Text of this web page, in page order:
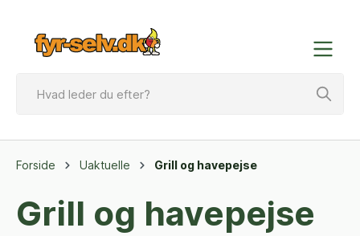
Forside Uaktuelle Grill og havepejse
Grill og havepejse